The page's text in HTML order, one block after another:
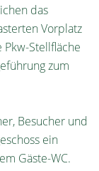
das
Vorplatz
Stellfläche
zum
Besucher und
ein
Gäste-WC.